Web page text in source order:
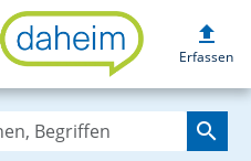
Kammerchor
upload
Erfassen
search